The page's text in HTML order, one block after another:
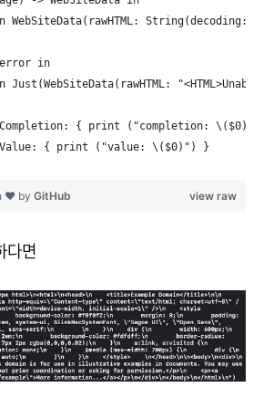
WebSiteData(rawHTML: String(decoding:
in
Just(WebSiteData(rawHTML:
{ print ("completion:
{ print ("value: \($0)") }
view raw
❤ by GitHub
다면